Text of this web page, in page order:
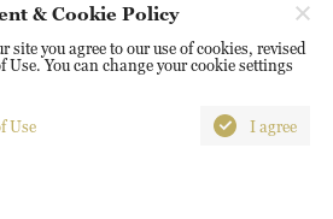
& Cookie Policy
you agree to our use of cookies, revised
Use. You can change your cookie settings
Use I agree